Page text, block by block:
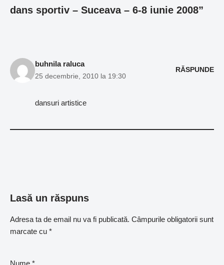
dans sportiv – Suceava – 6-8 iunie 2008”
buhnila raluca
25 decembrie, 2010 la 19:30
RĂSPUNDE
dansuri artistice
Lasă un răspuns
Adresa ta de email nu va fi publicată. Câmpurile obligatorii sunt
marcate cu *
Nume *